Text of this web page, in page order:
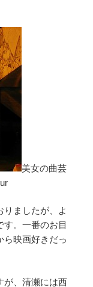
美女の曲芸
ましたが、よ
す。一番のお目
ら映画好きだっ
が、清瀬には西